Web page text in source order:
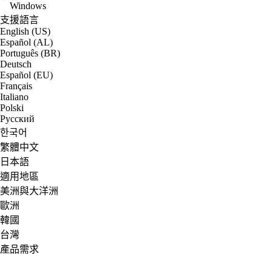
Windows
支援語言
English (US)
Español (AL)
Português (BR)
Deutsch
Español (EU)
Français
Italiano
Polski
Русский
한국어
繁體中文
日本語
適用地區
美洲與大洋洲
歐洲
韓國
台灣
產品需求